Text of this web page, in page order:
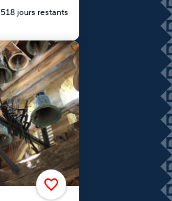
518 jours restants